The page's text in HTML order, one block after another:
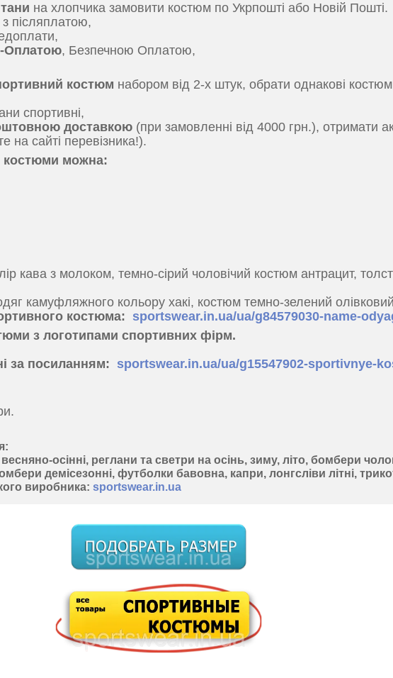
на хлопчика замовити костюм по Укрпошті або Новій Пошті.
післяплатою,
Оплатою, Безпечною Оплатою,
костюм набором від 2-х штук, обрати однакові
спортивні,
доставкою (при замовленні від 4000 грн.), отримати
на сайті перевізника!).
костюми можна:
кава з молоком, темно-сірий чоловічий костюм антрацит,
камуфляжного кольору хакі, костюм темно-зелений
костюма: sportswear.in.ua/ua/g84579030-name-
з логотипами спортивних фірм.
за посиланням: sportswear.in.ua/ua/g15547902-sportivnye-
осінні, реглани та светри на осінь, зиму, літо, бомбери
демісезонні, футболки бавовна, капри, лонгсліви літні,
виробника: sportswear.in.ua